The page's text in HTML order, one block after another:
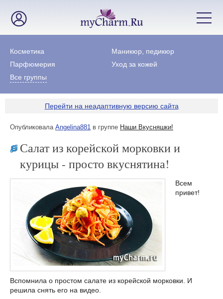
Косметика
Маникюр, педикюр
Парфюмерия
Уход за кожей
Все группы
Перейти на неадаптивную версию сайта
Опубликовала Angelina881 в группе Наши Вкусняшки!
Салат из корейской морковки и
курицы - просто вкуснятина!
Всем
привет!
Вспомнила о простом салате из корейской морковки. И
решила снять его на видео.